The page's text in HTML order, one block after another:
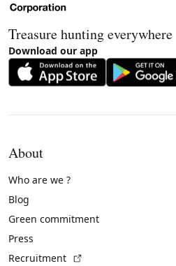
Treasure hunting everywhere
Download our app
About
Who are we ?
Blog
Green commitment
Press
Recruitment